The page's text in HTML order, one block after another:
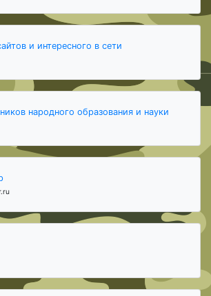
и интересного в сети
народного образования и науки